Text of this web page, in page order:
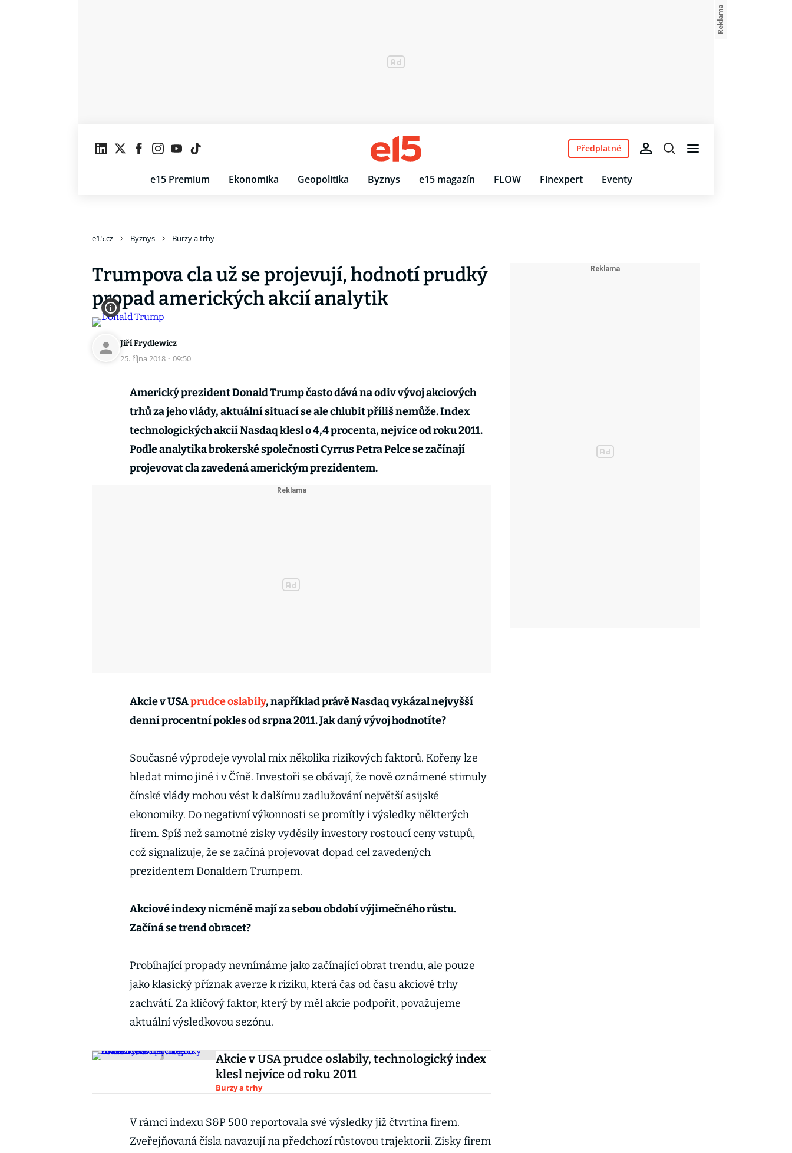
e15 Premium Ekonomika Geopolitika Byznys e15 magazín FLOW Finexpert Eventy
Předplatné
e15.cz Byznys Burzy a trhy
Trumpova cla už se projevují, hodnotí prudký
propad amerických akcií analytik
Jiří Frydlewicz
25. října 2018 · 09:50
Americký prezident Donald Trump často dává na odiv vývoj akciových
trhů za jeho vlády, aktuální situací se ale chlubit příliš nemůže. Index
technologických akcií Nasdaq klesl o 4,4 procenta, nejvíce od roku 2011.
Podle analytika brokerské společnosti Cyrrus Petra Pelce se začínají
projevovat cla zavedená americkým prezidentem.
Akcie v USAprudce oslabily, například právě Nasdaq vykázal nejvyšší
denní procentní pokles od srpna 2011. Jak daný vývoj hodnotíte?
Současné výprodeje vyvolal mix několika rizikových faktorů. Kořeny lze
hledat mimo jiné i v Číně. Investoři se obávají, že nově oznámené stimuly
čínské vlády mohou vést k dalšímu zadlužování největší asijské
ekonomiky. Do negativní výkonnosti se promítly i výsledky některých
firem. Spíš než samotné zisky vyděsily investory rostoucí ceny vstupů,
což signalizuje, že se začíná projevovat dopad cel zavedených
prezidentem Donaldem Trumpem.
Akciové indexy nicméně mají za sebou období výjimečného růstu.
Začíná se trend obracet?
Probíhající propady nevnímáme jako začínající obrat trendu, ale pouze
jako klasický příznak averze k riziku, která čas od času akciové trhy
zachvátí. Za klíčový faktor, který by měl akcie podpořit, považujeme
aktuální výsledkovou sezónu.
Akcie v USA prudce oslabily, technologický index
klesl nejvíce od roku 2011
Burzy a trhy
V rámci indexu S&P 500 reportovala své výsledky již čtvrtina firem.
Zveřejňovaná čísla navazují na předchozí růstovou trajektorii. Zisky firem